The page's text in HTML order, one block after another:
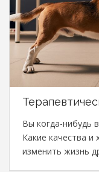
Вы когда-нибудь
Какие качества
изменить жизнь